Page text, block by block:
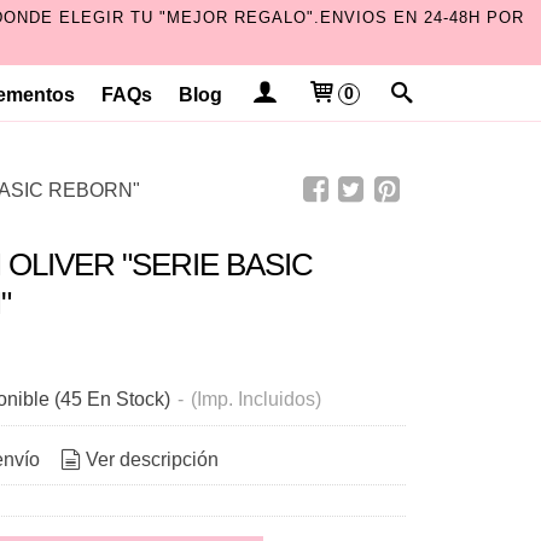
ELEGIR TU "MEJOR REGALO".ENVIOS EN 24-48H POR
FAQs Blog 0
REBORN"
"SERIE BASIC
(45 En Stock) - (Imp. Incluidos)
Ver descripción